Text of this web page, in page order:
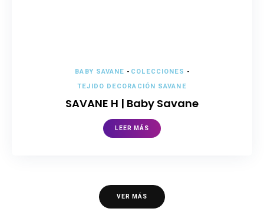
BABY SAVANE - COLECCIONES -
TEJIDO DECORACIÓN SAVANE
SAVANE H | Baby Savane
LEER MÁS
VER MÁS